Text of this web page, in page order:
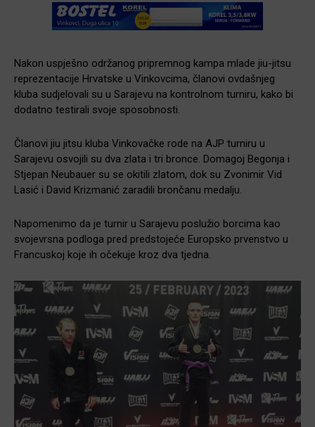
Nakon uspješno održanog pripremnog kampa mlade jiu-jitsu
reprezentacije Hrvatske u Vinkovcima, članovi ovdašnjeg
kluba sudjelovali su u Sarajevu na kontrolnom turniru, kako bi
dodatno testirali svoje sposobnosti.
Članovi jiu jitsu kluba Vinkovačke rode na AJP turniru u
Sarajevu osvojili su dva zlata i tri bronce. Domagoj Begonja i
Stjepan Neubauer su se okitili zlatom, dok su Zvonimir Vid
Lasić i David Krizmanić zaradili brončanu medalju.
Napomenimo da je turnir u Sarajevu poslužio borcima kao
svojevrsna podloga pred predstojeće Europsko prvenstvo u
Francuskoj koje ih očekuje kroz dva tjedna.